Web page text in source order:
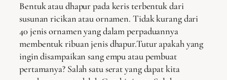
Bentuk atau dhapur pada keris terbentuk dari
susunan ricikan atau ornamen. Tidak kurang dari
40 jenis ornamen yang dalam perpaduannya
membentuk ribuan jenis dhapur.Tutur apakah yang
ingin disampaikan sang empu atau pembuat
pertamanya? Salah satu serat yang dapat kita